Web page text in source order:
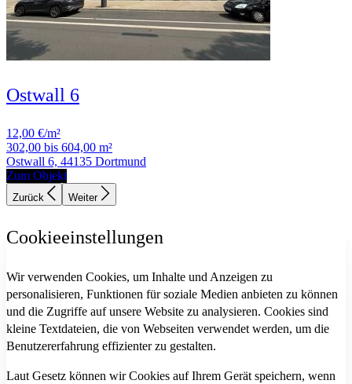
Ostwall 6
12,00 €/m²
302,00 bis 604,00 m²
Ostwall 6, 44135 Dortmund
Zum Objekt
Zurück Weiter
Cookieeinstellungen
Wir verwenden Cookies, um Inhalte und Anzeigen zu
personalisieren, Funktionen für soziale Medien anbieten zu können
und die Zugriffe auf unsere Website zu analysieren. Cookies sind
kleine Textdateien, die von Webseiten verwendet werden, um die
Benutzererfahrung effizienter zu gestalten.
Laut Gesetz können wir Cookies auf Ihrem Gerät speichern, wenn